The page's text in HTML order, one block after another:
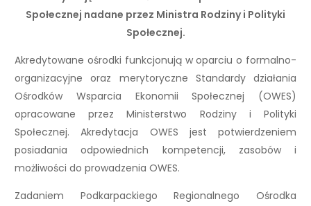
Społecznej nadane przez Ministra Rodziny i Polityki
Społecznej.
Akredytowane ośrodki funkcjonują w oparciu o formalno-
organizacyjne oraz merytoryczne Standardy działania
Ośrodków Wsparcia Ekonomii Społecznej (OWES)
opracowane przez Ministerstwo Rodziny i Polityki
Społecznej. Akredytacja OWES jest potwierdzeniem
posiadania odpowiednich kompetencji, zasobów i
możliwości do prowadzenia OWES.
Zadaniem Podkarpackiego Regionalnego Ośrodka